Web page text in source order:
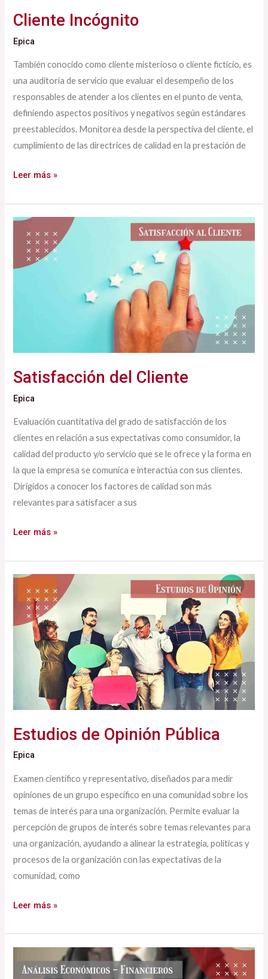
Cliente Incógnito
Epica
También conocido como cliente misterioso o cliente ficticio, es
una auditoria de servicio que evaluar el desempeño de los
responsables de atender a los clientes en el punto de venta,
definiendo aspectos positivos y negativos según estándares
preestablecidos. Monitorea desde la perspectiva del cliente, el
cumplimiento de las directrices de calidad en la prestación de
Leer más »
Satisfacción del Cliente
Epica
Evaluación cuantitativa del grado de satisfacción de los
clientes en relación a sus expectativas como consumidor, la
calidad del producto y/o servicio que se le ofrece y la forma en
la que la empresa se comunica e interactúa con sus clientes.
Dirigidos a conocer los factores de calidad son más
relevantes para satisfacer a sus
Satisfacción
Cliente
Leer más »
Estudios de Opinión Pública
Epica
Examen científico y representativo, diseñados para medir
opiniones de un grupo específico en una comunidad sobre los
temas de interés para una organización. Permite evaluar la
percepción de grupos de interés sobre temas relevantes para
una organización, ayudando a alinear la estrategia, políticas y
procesos de la organización con las expectativas de la
comunidad, como
Estudios
Opinión
Pública
Leer más »
Económicos